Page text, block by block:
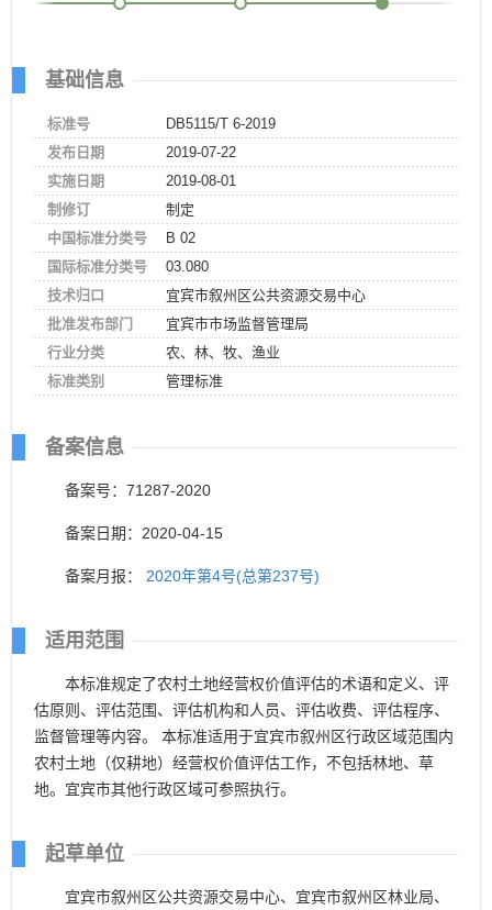
基础信息
标准号
DB5115/T 6-2019
发布日期
2019-07-22
实施日期
2019-08-01
制修订
制定
中国标准分类号
B 02
国际标准分类号
03.080
技术归口
宜宾市叙州区公共资源交易中心
批准发布部门
宜宾市市场监督管理局
行业分类
农、林、牧、渔业
标准类别
管理标准
备案信息
备案号：71287-2020
备案日期：2020-04-15
备案月报： 2020年第4号(总第237号)
适用范围
本标准规定了农村土地经营权价值评估的术语和定义、评
估原则、评估范围、评估机构和人员、评估收费、评估程序、
监督管理等内容。 本标准适用于宜宾市叙州区行政区域范围内
农村土地（仅耕地）经营权价值评估工作，不包括林地、草
地。宜宾市其他行政区域可参照执行。
起草单位
宜宾市叙州区公共资源交易中心、宜宾市叙州区林业局、